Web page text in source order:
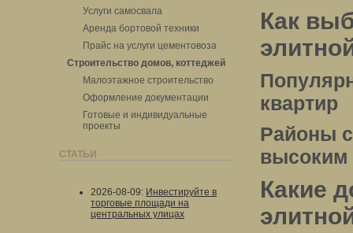
Услуги самосвала
Аренда бортовой техники
Прайс на услуги цементовоза
Строительство домов, коттеджей
Малоэтажное строительство
Оформление документации
Готовые и индивидуальные
проекты
СТАТЬИ
2026-08-09: Инвестируйте в
торговые площади на
центральных улицах
Как
квартир
Районы
высоким
Какие